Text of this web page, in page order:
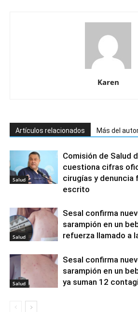
Karen
Artículos relacionados Más del
Salud
Comisión de Salud
cuestiona cifras
cirugías y denuncia
escrito
Salud
Sesal confirma
sarampión en un
refuerza llamado a
Salud
Sesal confirma
sarampión en un
ya suman 12